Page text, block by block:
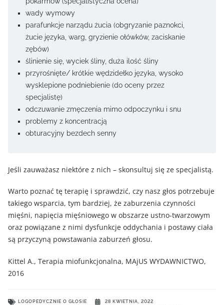
wady wymowy
parafunkcje narządu żucia (obgryzanie paznokci,
żucie języka, warg, gryzienie ołówków, zaciskanie
zębów)
ślinienie się, wyciek śliny, duża ilość śliny
przyrośnięte/ krótkie wędzidełko języka, wysoko
wysklepione podniebienie (do oceny przez
specjalistę)
odczuwanie zmęczenia mimo odpoczynku i snu
problemy z koncentracją
obturacyjny bezdech senny
Jeśli zauważasz niektóre z nich – skonsultuj się ze specjalistą.
Warto poznać tę terapię i sprawdzić, czy nasz głos potrzebuje
takiego wsparcia, tym bardziej, że zaburzenia czynności
mięśni, napięcia mięśniowego w obszarze ustno-twarzowym
oraz powiązane z nimi dysfunkcje oddychania i postawy ciała
są przyczyną powstawania zaburzeń głosu.
Kittel A., Terapia miofunkcjonalna, MAjUS WYDAWNICTWO,
2016
LOGOPEDYCZNIE O GŁOSIE
28 KWIETNIA, 2022